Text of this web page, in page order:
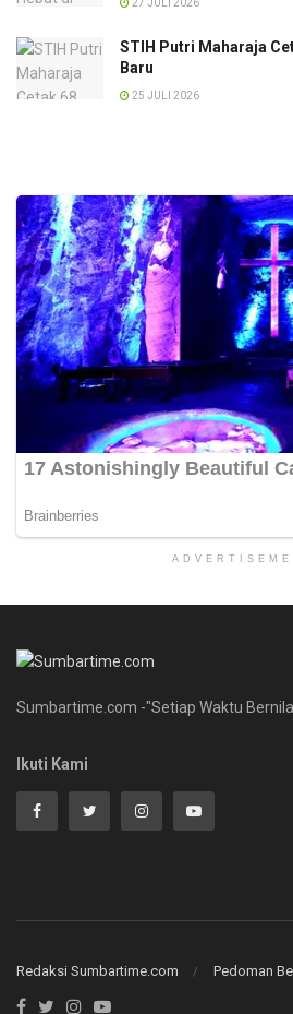
27 JULI 2026
STIH Putri Maharaja
Baru
25 JULI 2026
Sumbartime.com -"Setiap Waktu
Ikuti Kami
Redaksi Sumbartime.com Pedoman